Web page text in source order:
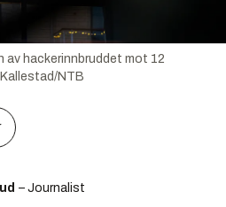
av hackerinnbruddet mot 12
NTB
– Journalist